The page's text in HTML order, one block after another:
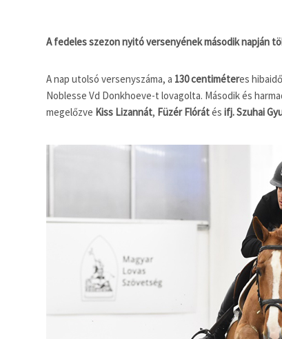
A fedeles szezon nyitó versenyének második napján
A nap utolsó versenyszáma, a 130 centiméteres
Noblesse Vd Donkhoeve-t lovagolta. Második és
megelőzve Kiss Lizannát, Füzér Flórátés ifj. Szuhai